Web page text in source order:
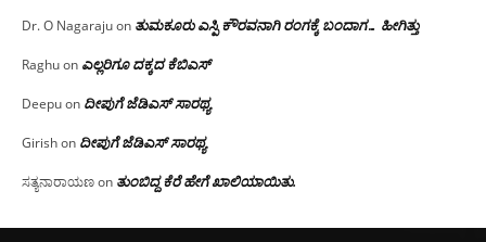
Dr. O Nagarajuon ತುಮಕೂರು ಎಸ್ಪಿ ಕೌರವನಾಗಿ ರಂಗಕ್ಕೆ ಬಂದಾಗ… ಹೀಗಿತ್ತು
Raghuon ಎಲ್ಲರಿಗೂ ದಕ್ಕದ ಕೆಬಿಎಸ್
Deepuon ದೀಪುಗೆ ಜೆಡಿಎಸ್ ಸಾರಥ್ಯ
Girishon ದೀಪುಗೆ ಜೆಡಿಎಸ್ ಸಾರಥ್ಯ
ಸತ್ಯನಾರಾಯಣon ತುಂಬಿದ್ದ ಕೆರೆ ಹೇಗೆ ಖಾಲಿಯಾಯಿತು.